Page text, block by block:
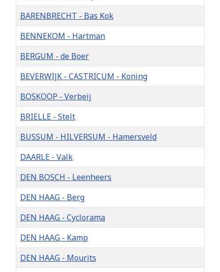
BARENBRECHT - Bas Kok
BENNEKOM - Hartman
BERGUM - de Boer
BEVERWIJK - CASTRICUM - Koning
BOSKOOP - Verbeij
BRIELLE - Stelt
BUSSUM - HILVERSUM - Hamersveld
DAARLE - Valk
DEN BOSCH - Leenheers
DEN HAAG - Berg
DEN HAAG - Cyclorama
DEN HAAG - Kamp
DEN HAAG - Mourits